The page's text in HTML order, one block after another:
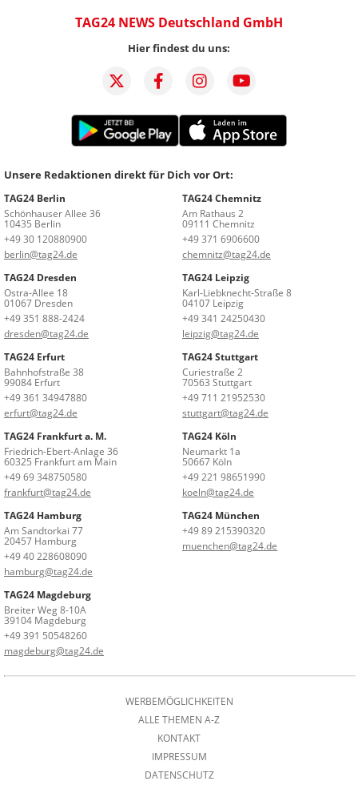
TAG24 NEWS Deutschland GmbH
Hier findest du uns:
Unsere Redaktionen direkt für Dich vor Ort:
TAG24 Berlin
Schönhauser Allee 36
10435 Berlin
+49 30 120880900
berlin@tag24.de
TAG24 Chemnitz
Am Rathaus 2
09111 Chemnitz
+49 371 6906600
chemnitz@tag24.de
TAG24 Dresden
Ostra-Allee 18
01067 Dresden
+49 351 888-2424
dresden@tag24.de
TAG24 Leipzig
Karl-Liebknecht-Straße 8
04107 Leipzig
+49 341 24250430
leipzig@tag24.de
TAG24 Erfurt
Bahnhofstraße 38
99084 Erfurt
+49 361 34947880
erfurt@tag24.de
TAG24 Stuttgart
Curiestraße 2
70563 Stuttgart
+49 711 21952530
stuttgart@tag24.de
TAG24 Frankfurt a. M.
Friedrich-Ebert-Anlage 36
60325 Frankfurt am Main
+49 69 348750580
frankfurt@tag24.de
TAG24 Köln
Neumarkt 1a
50667 Köln
+49 221 98651990
koeln@tag24.de
TAG24 Hamburg
Am Sandtorkai 77
20457 Hamburg
+49 40 228608090
hamburg@tag24.de
TAG24 München
+49 89 215390320
muenchen@tag24.de
TAG24 Magdeburg
Breiter Weg 8-10A
39104 Magdeburg
+49 391 50548260
magdeburg@tag24.de
WERBEMÖGLICHKEITEN
ALLE THEMEN A-Z
KONTAKT
IMPRESSUM
DATENSCHUTZ